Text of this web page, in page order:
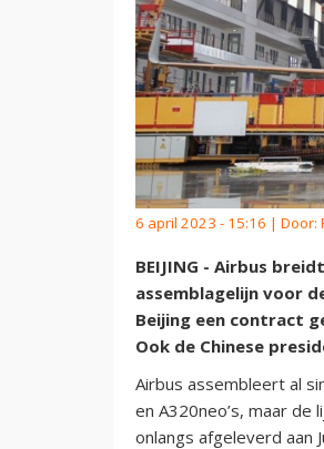
6 april 2023 - 15:16 | Door:
BEIJING - Airbus
assemblagelijn voor
Beijing een contract
Ook de Chinese
Airbus assembleert al
en A320neo’s, maar
onlangs afgeleverd aan